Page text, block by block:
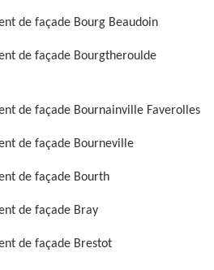
de façade Bourg Beaudoin
de façade Bourgtheroulde
de façade Bournainville Faverolles
de façade Bourneville
de façade Bourth
de façade Bray
de façade Brestot